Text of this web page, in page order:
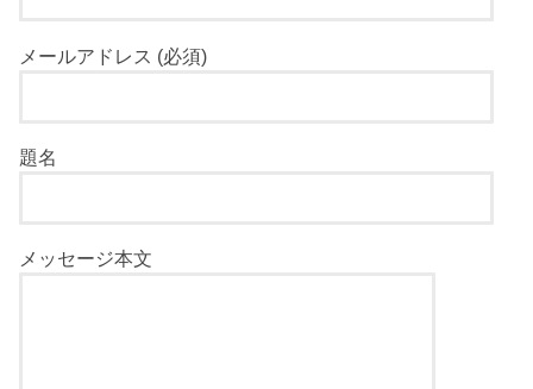
メールアドレス (必須)
題名
メッセージ本文